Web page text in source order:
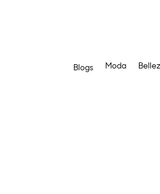
Blogs Moda